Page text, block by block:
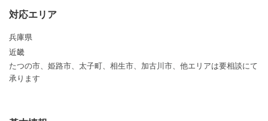
対応エリア
兵庫県
近畿
たつの市、姫路市、太子町、相生市、加古川市、他エリアは要相談にて
承ります